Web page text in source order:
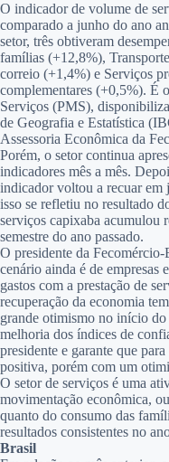
O indicador de volume de
comparado a junho do ano
setor, três obtiveram
famílias (+12,8%),
correio (+1,4%) e Serviços
complementares (+0,5%). É
Serviços (PMS),
de Geografia e Estatística
Assessoria Econômica da
Porém, o setor continua
indicadores mês a mês.
indicador voltou a recuar em
isso se refletiu no resultado
serviços capixaba acumulou
semestre do ano passado.
O presidente da
cenário ainda é de empresas
gastos com a prestação de
recuperação da economia
grande otimismo no início
melhoria dos índices de
presidente e garante que
positiva, porém com um
O setor de serviços é uma
movimentação econômica,
quanto do consumo das
resultados consistentes no
Brasil